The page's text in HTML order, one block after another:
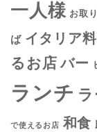
一人様 お取
ば イタリア
るお店 バー
ランチ
で使えるお店 和食